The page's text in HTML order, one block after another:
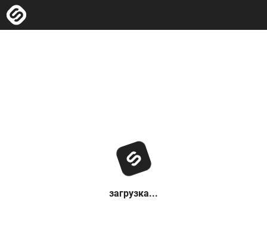
загрузка...